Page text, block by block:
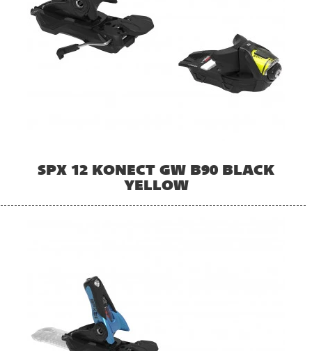
SPX 12 KONECT GW B90 BLACK
YELLOW